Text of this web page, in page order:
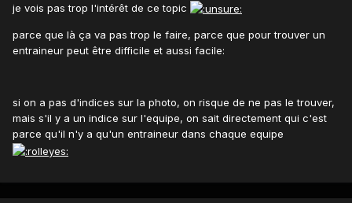
je vois pas trop l'intérêt de ce topic
parce que là ça va pas trop le faire, parce que pour trouver un
entraineur peut être difficile et aussi facile:
si on a pas d'indices sur la photo, on risque de ne pas le trouver,
mais s'il y a un indice sur l'equipe, on sait directement qui c'est
parce qu'il n'y a qu'un entraineur dans chaque equipe